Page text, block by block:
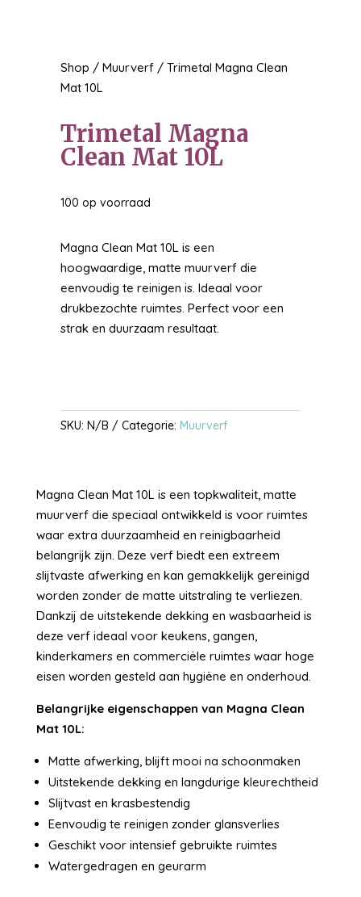
Shop / Muurverf/ Trimetal Magna Clean
Mat 10L
Trimetal Magna
Clean Mat 10L
100 op voorraad
Magna Clean Mat 10L is een
hoogwaardige, matte muurverf die
eenvoudig te reinigen is. Ideaal voor
drukbezochte ruimtes. Perfect voor een
strak en duurzaam resultaat.
SKU: N/B Categorie: Muurverf
Magna Clean Mat 10L is een topkwaliteit, matte
muurverf die speciaal ontwikkeld is voor ruimtes
waar extra duurzaamheid en reinigbaarheid
belangrijk zijn. Deze verf biedt een extreem
slijtvaste afwerking en kan gemakkelijk gereinigd
worden zonder de matte uitstraling te verliezen.
Dankzij de uitstekende dekking en wasbaarheid is
deze verf ideaal voor keukens, gangen,
kinderkamers en commerciële ruimtes waar hoge
eisen worden gesteld aan hygiëne en onderhoud.
Belangrijke eigenschappen van Magna Clean
Mat 10L:
Matte afwerking, blijft mooi na schoonmaken
Uitstekende dekking en langdurige kleurechtheid
Slijtvast en krasbestendig
Eenvoudig te reinigen zonder glansverlies
Geschikt voor intensief gebruikte ruimtes
Watergedragen en geurarm